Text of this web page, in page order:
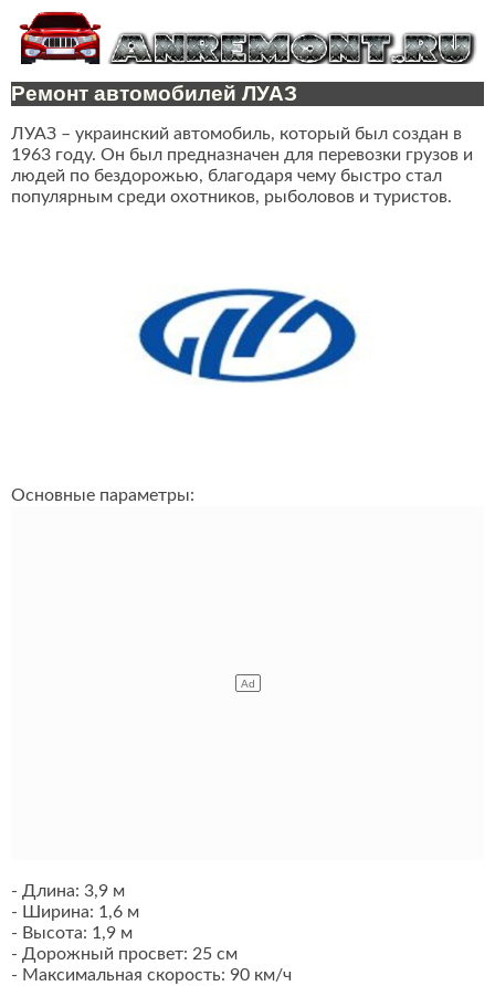
Ремонт автомобилей ЛУАЗ
ЛУАЗ – украинский автомобиль, который был создан в
1963 году. Он был предназначен для перевозки грузов и
людей по бездорожью, благодаря чему быстро стал
популярным среди охотников, рыболовов и туристов.
Основные параметры:
- Длина: 3,9 м
- Ширина: 1,6 м
- Высота: 1,9 м
- Дорожный просвет: 25 см
- Максимальная скорость: 90 км/ч